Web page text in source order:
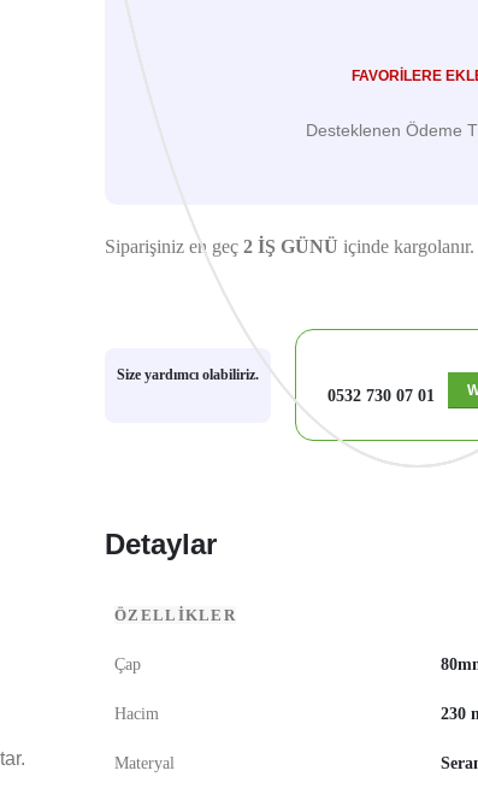
FAVORILERE
Desteklenen Ödeme
Siparişiniz en geç 2 İŞ GÜNÜ içinde kargolanır.
Size yardımcı olabiliriz.
0532 730 07 01
Detaylar
ÖZELLİKLER
Çap
Hacim 230
Materyal